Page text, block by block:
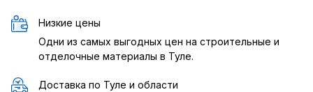
Низкие цены
Одни из самых выгодных цен на строительные и
отделочные материалы в Туле.
Доставка по Туле и области